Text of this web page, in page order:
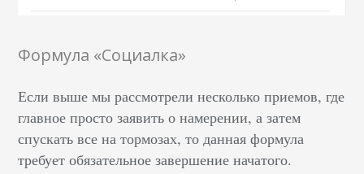
Формула «Социалка»
Если выше мы рассмотрели несколько приемов, где
главное просто заявить о намерении, а затем
спускать все на тормозах, то данная формула
требует обязательное завершение начатого.